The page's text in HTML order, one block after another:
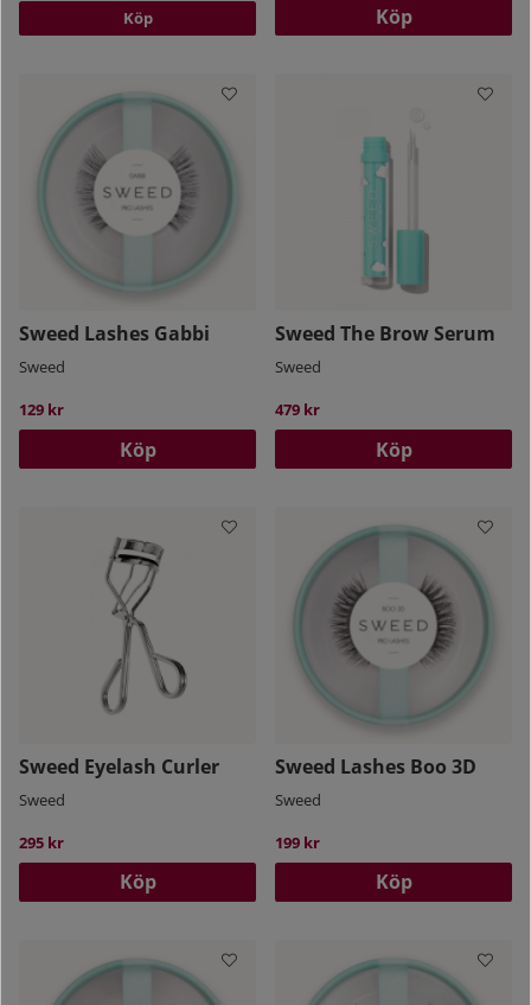
Köp Köp
Sweed Lashes Gabbi
Sweed
129 kr
Köp
Sweed The Brow Serum
Sweed
479 kr
Köp
Sweed Eyelash Curler
Sweed
295 kr
Köp
Sweed Lashes Boo 3D
Sweed
199 kr
Köp